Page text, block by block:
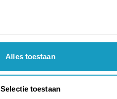
Alles toestaan
Selectie toestaan